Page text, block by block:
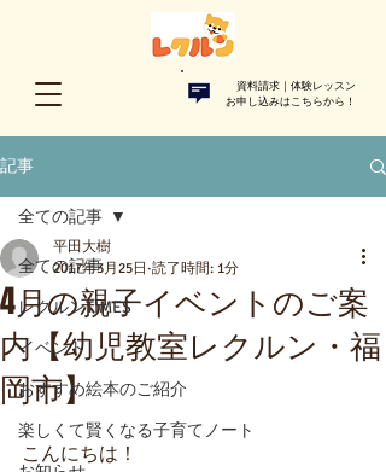
資料請求｜体験レッスン
お申し込みはこちらから！​
記事
全ての記事
レクルンTIMES
イベント
おすすめ絵本のご紹介
楽しくて賢くなる子育てノート
全ての記事
4月の親子イベントのご案
内【幼児教室レクルン・福
岡市】
平田大樹
2017年3月25日 読了時間: 1分
こんにちは！